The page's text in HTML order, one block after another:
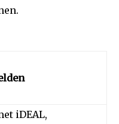
iDEAL,